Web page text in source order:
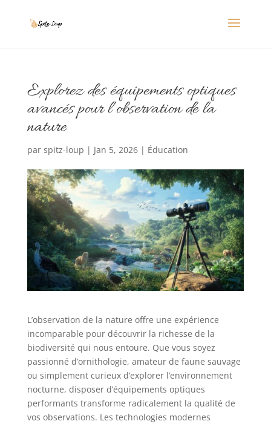
Explorez des équipements optiques
avancés pour l’observation de la
nature
par spitz-loup | Jan 5, 2026| Éducation
L’observation de la nature offre une expérience
incomparable pour découvrir la richesse de la
biodiversité qui nous entoure. Que vous soyez
passionné d’ornithologie, amateur de faune sauvage
ou simplement curieux d’explorer l’environnement
nocturne, disposer d’équipements optiques
performants transforme radicalement la qualité de
vos observations. Les technologies modernes